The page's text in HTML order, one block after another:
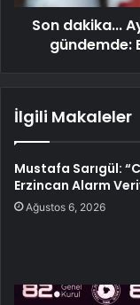
Son dakika...
gündemde:
İlgili Makaleler
Mustafa Sarıgül:
Erzincan Alarm
Ağustos 6, 2026